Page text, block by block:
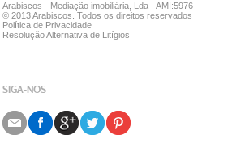
Arabiscos - Mediação imobiliária, Lda - AMI:5976
© 2013 Arabiscos. Todos os direitos reservados
Política de Privacidade
Resolução Alternativa de Litígios
SIGA-NOS